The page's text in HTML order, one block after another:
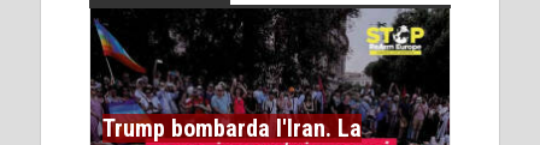
Trump bombarda l'Iran. La